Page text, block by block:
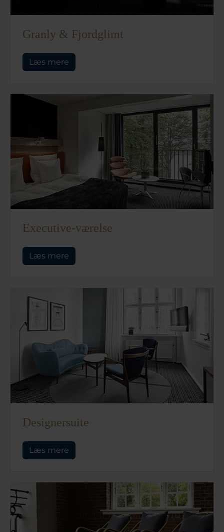
Granly & Fjordglimt
Læs mere
Executive-værelse
Læs mere
Designersuite
Læs mere